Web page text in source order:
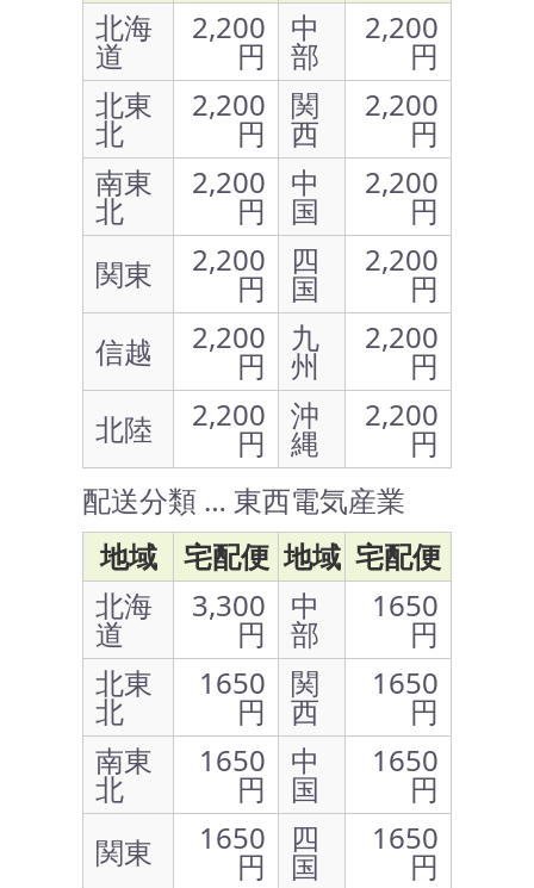
北海
道
2,200
円
中
部
2,200
円
北東
北
2,200
円
関
西
2,200
円
南東
北
2,200
円
中
国
2,200
円
関東
2,200
円
四
国
2,200
円
信越
2,200
円
九
州
2,200
円
北陸
2,200
円
沖
縄
2,200
円
配送分類 … 東西電気産業
地域
宅配便 地域 宅配便
北海
道
3,300
円
中
部
1650
円
北東
北
1650
円
関
西
1650
円
南東
北
1650
円
中
国
1650
円
関東
1650
円
四
国
1650
円